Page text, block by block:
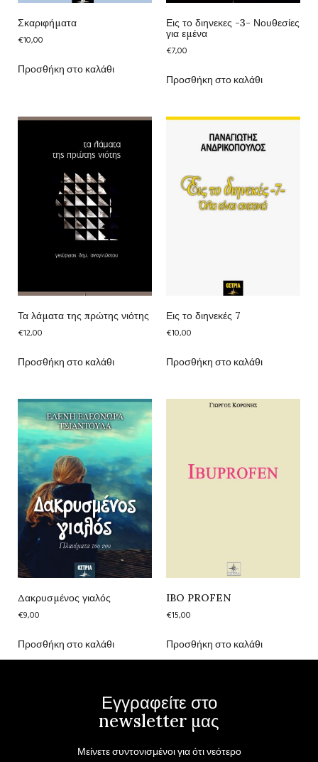
Σκαριφήματα
€10,00
Προσθήκη στο καλάθι
Εις το διηνεκες -3- Νουθεσίες
για εμένα
€7,00
Προσθήκη στο καλάθι
Τα λάματα της πρώτης νιότης
€12,00
Προσθήκη στο καλάθι
Εις το διηνεκές 7
€10,00
Προσθήκη στο καλάθι
Δακρυσμένος γιαλός
€9,00
Προσθήκη στο καλάθι
IBO PROFEN
€15,00
Προσθήκη στο καλάθι
Εγγραφείτε στο
newsletter μας
Μείνετε συντονισμένοι για ότι νεότερο